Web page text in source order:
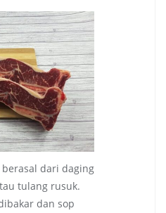
dari daging
tulang rusuk.
dan sop